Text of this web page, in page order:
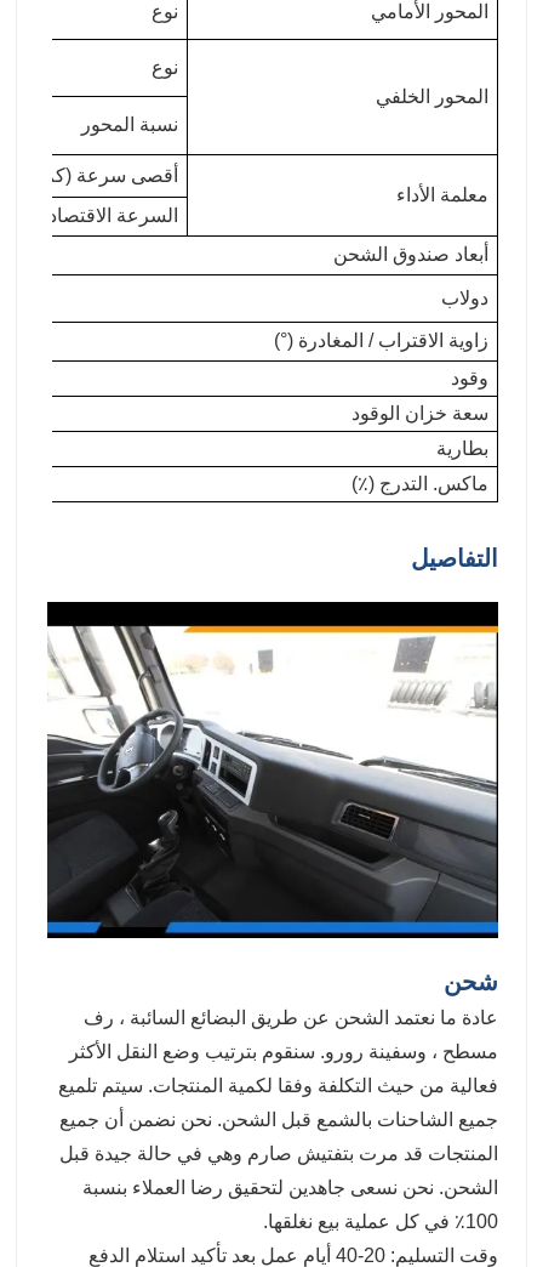
المحور الأمامي نوع
المحور الخلفي
نوع
نسبة المحور
معلمة الأداء
أقصى سرعة (كم /
السرعة الاقتصادية
أبعاد صندوق الشحن
دولاب
زاوية الاقتراب / المغادرة (°)
وقود
سعة خزان الوقود
بطارية
ماكس. التدرج (٪)
التفاصيل
شحن
عادة ما نعتمد الشحن عن طريق البضائع السائبة ، رف
مسطح ، وسفينة رورو. سنقوم بترتيب وضع النقل الأكثر
فعالية من حيث التكلفة وفقا لكمية المنتجات. سيتم تلميع
جميع الشاحنات بالشمع قبل الشحن. نحن نضمن أن جميع
المنتجات قد مرت بتفتيش صارم وهي في حالة جيدة قبل
الشحن. نحن نسعى جاهدين لتحقيق رضا العملاء بنسبة
100٪ في كل عملية بيع نغلقها.
وقت التسليم: 20-40 أيام عمل بعد تأكيد استلام الدفع